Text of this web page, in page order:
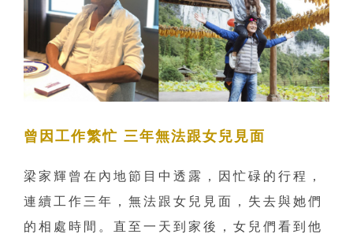
曾因工作繁忙 三年無法跟女兒見面
梁家輝曾在內地節目中透露，因忙碌的行程，
連續工作三年，無法跟女兒見面，失去與她們
的相處時間。直至一天到家後，女兒們看到他